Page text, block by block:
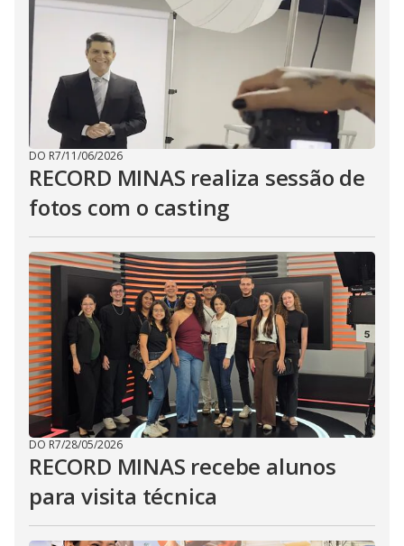
DO R7/11/06/2026
RECORD MINAS realiza sessão de
fotos com o casting
DO R7/28/05/2026
RECORD MINAS recebe alunos
para visita técnica